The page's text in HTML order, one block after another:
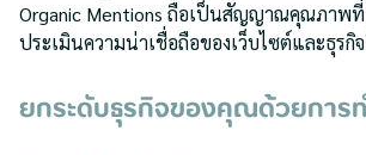
Organic Mentions ถือเป็นสัญญาณคุณภาพที่
ประเมินความน่าเชื่อถือของเว็บไซต์และธุรกิ
ยกระดับธุรกิจของคุณด้วยการ